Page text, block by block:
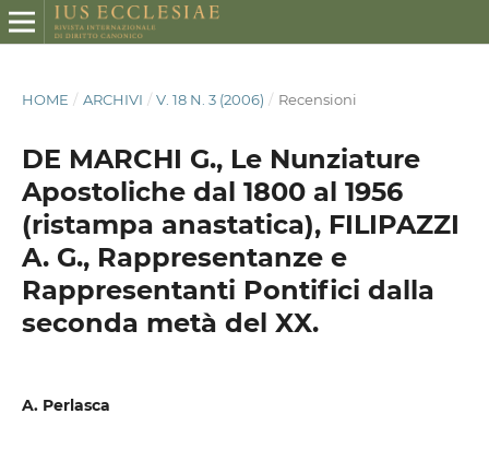
HOME / ARCHIVI / V. 18 N. 3 (2006) / Recensioni
DE MARCHI G., Le Nunziature
Apostoliche dal 1800 al 1956
(ristampa anastatica), FILIPAZZI
A. G., Rappresentanze e
Rappresentanti Pontifici dalla
seconda metà del XX.
A. Perlasca